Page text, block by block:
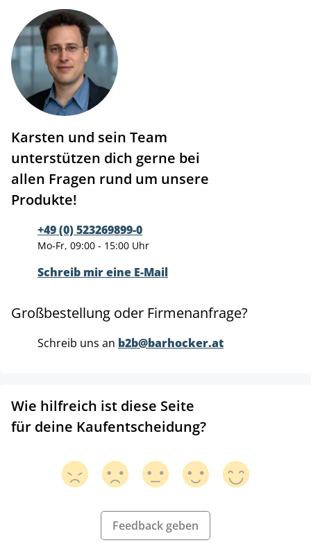
Karsten und sein Team
unterstützen dich gerne bei
allen Fragen rund um unsere
Produkte!
+49 (0) 523269899-0
Mo-Fr, 09:00 - 15:00 Uhr
Schreib mir eine E-Mail
Großbestellung oder Firmenanfrage?
Schreib uns an b2b@barhocker.at
Wie hilfreich ist diese Seite
für deine Kaufentscheidung?
Feedback geben